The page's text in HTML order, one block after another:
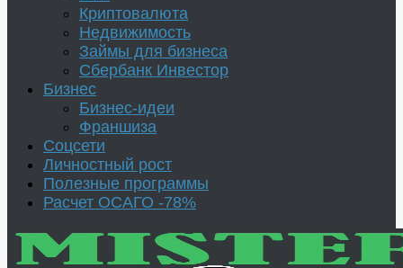
Криптовалюта
Недвижимость
Займы для бизнеса
Сбербанк Инвестор
Бизнес
Бизнес-идеи
Франшиза
Соцсети
Личностный рост
Полезные программы
Расчет ОСАГО -78%